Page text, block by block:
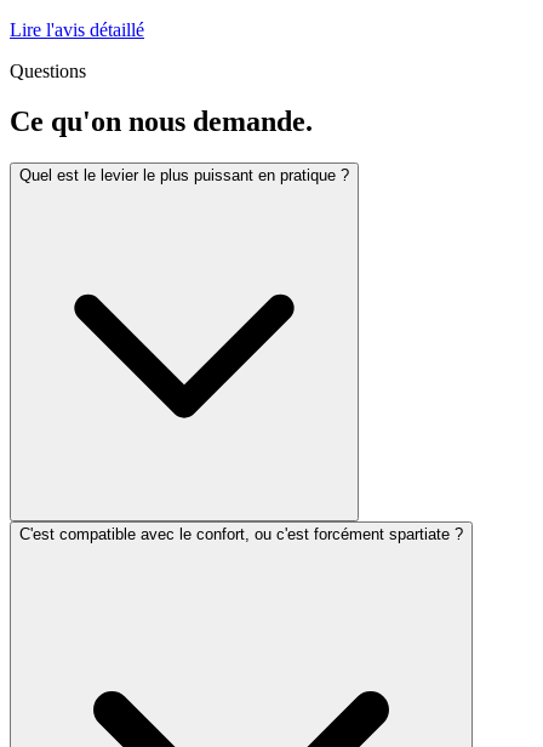
Lire l'avis détaillé
Questions
Ce qu'on nous demande.
Quel est le levier le plus puissant en pratique ?
C'est compatible avec le confort, ou c'est forcément spartiate ?